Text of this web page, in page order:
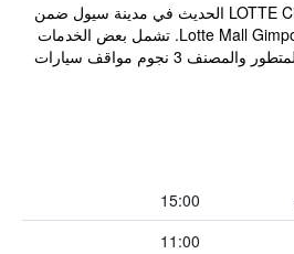
يقع LOTTE City Hotel Gimpo Airport الحديث في مدينة سيول ضمن
مسافة خطوات من Lotte Mall Gimpo Airport. تشمل بعض الخدمات
التي يتم توفيرها في الفندق المتطور والمصنف 3 نجوم مواقف سيارات
15:00
11:00